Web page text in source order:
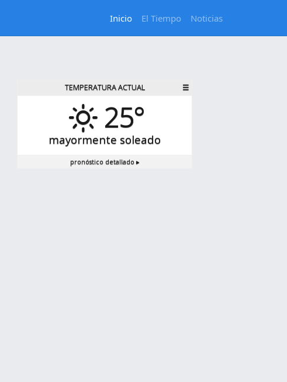
Inicio El Tiempo Noticias
TEMPERATURA ACTUAL ☰
25°
mayormente soleado
pronóstico detallado ▸